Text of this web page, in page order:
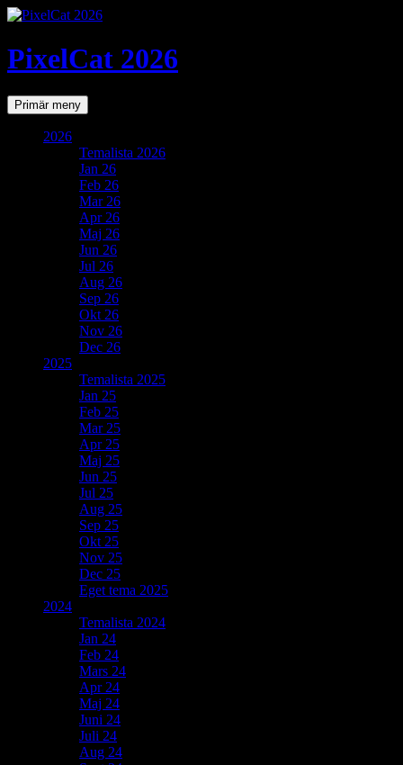
PixelCat 2026
SökPrimär meny Gå
till
2026
Temalista 2026
Jan 26
Feb 26
Mar 26
Apr 26
Maj 26
Jun 26
Jul 26
Aug 26
Sep 26
Okt 26
Nov 26
Dec 26
2025
Temalista 2025
Jan 25
Feb 25
Mar 25
Apr 25
Maj 25
Jun 25
Jul 25
Aug 25
Sep 25
Okt 25
Nov 25
Dec 25
Eget tema 2025
2024
Temalista 2024
Jan 24
Feb 24
Mars 24
Apr 24
Maj 24
Juni 24
Juli 24
Aug 24